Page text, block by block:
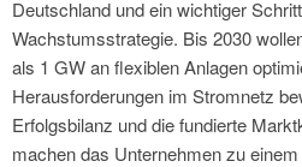
Deutschland und ein wichtiger
Wachstumsstrategie. Bis 2030
als 1 GW an flexiblen Anlagen
Herausforderungen im Stromnetz
Erfolgsbilanz und die fundierte
machen das Unternehmen zu